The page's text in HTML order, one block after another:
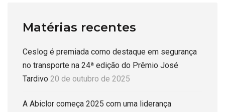
Matérias recentes
Ceslog é premiada como destaque em segurança
no transporte na 24ª edição do Prêmio José
Tardivo 20 de outubro de 2025
A Abiclor começa 2025 com uma liderança